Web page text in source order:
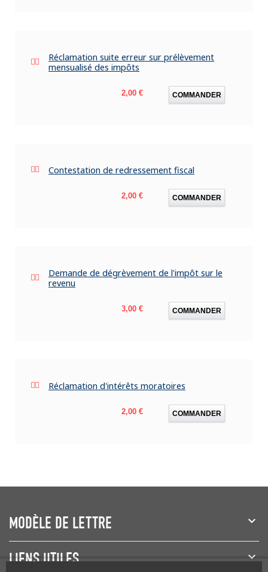
Réclamation suite erreur sur prélèvement
mensualisé des impôts
Prix
2,00 € COMMANDER
Contestation de redressement fiscal
Prix
2,00 € COMMANDER
Demande de dégrèvement de l'impôt sur le
revenu
Prix
3,00 € COMMANDER
Réclamation d'intérêts moratoires
Prix
2,00 € COMMANDER
MODÈLE DE LETTRE
LIENS UTILES